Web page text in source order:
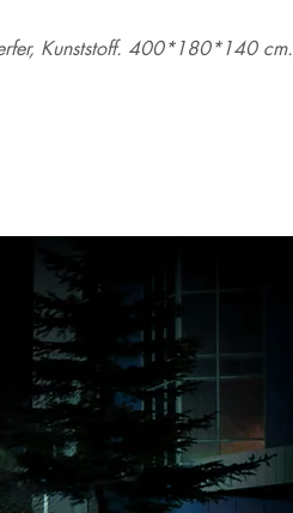
Kunststoff. 400*180*140 cm.